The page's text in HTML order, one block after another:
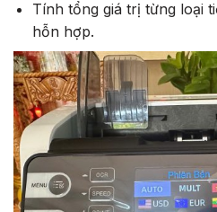
Tính tổng giá trị từng loại
hỗn hợp.